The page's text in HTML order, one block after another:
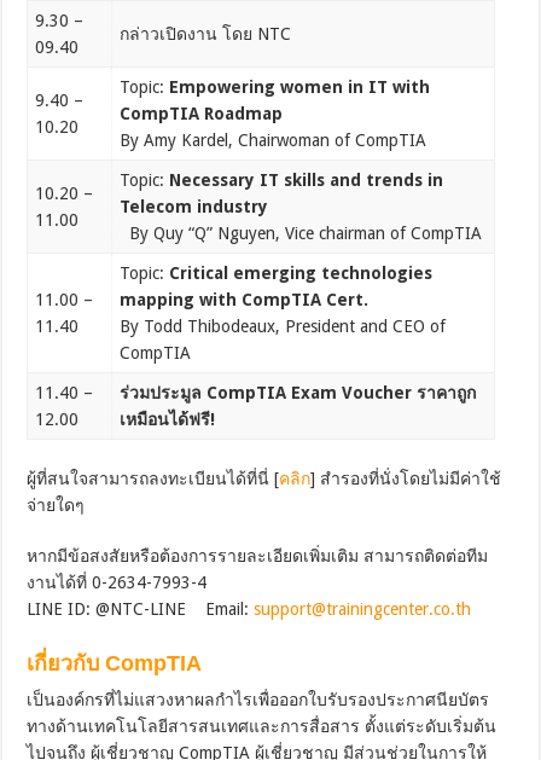
9.30 –
09.40
กล่าวเปิดงาน โดย NTC
9.40 –
10.20
Topic: Empowering women in IT with
CompTIA Roadmap
By Amy Kardel, Chairwoman of CompTIA
10.20 –
11.00
Topic: Necessary IT skills and trends in
Telecom industry
By Quy “Q” Nguyen, Vice chairman of CompTIA
11.00 –
11.40
Topic: Critical emerging technologies
mapping with CompTIA Cert.
By Todd Thibodeaux, President and CEO of
CompTIA
11.40 –
12.00
ร่วมประมูล CompTIA Exam Voucher ราคาถูก
เหมือนได้ฟรี!
ผู้ที่สนใจสามารถลงทะเบียนได้ที่นี่ [คลิก] สำรองที่นั่งโดยไม่มีค่าใช้
จ่ายใดๆ
หากมีข้อสงสัยหรือต้องการรายละเอียดเพิ่มเติม สามารถติดต่อทีม
งานได้ที่ 0-2634-7993-4
LINE ID: @NTC-LINE Email:support@trainingcenter.co.th
เกี่ยวกับ CompTIA
เป็นองค์กรที่ไม่แสวงหาผลกำไรเพื่อออกใบรับรองประกาศนียบัตร
ทางด้านเทคโนโลยีสารสนเทศและการสื่อสาร ตั้งแต่ระดับเริ่มต้น
ไปจนถึง ผู้เชี่ยวชาญ CompTIA ผู้เชี่ยวชาญ มีส่วนช่วยในการให้